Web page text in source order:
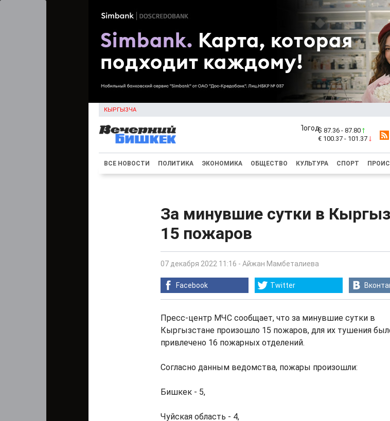
КЫРГЫЗЧА
$ 87.36 - 87.80
€ 100.37 - 101.37
ВСЕ НОВОСТИ ПОЛИТИКА ЭКОНОМИКА ОБЩЕСТВО КУЛЬТУРА СПОРТ
За минувшие сутки в
15 пожаров
07 декабря 2022 11:16 - Айжан Мамбеталиева
Facebook Twitter
Пресс-центр МЧС сообщает, что за минувшие сутки в
Кыргызстане произошло 15 пожаров, для их тушения
привлечено 16 пожарных отделений.
Согласно данным ведомства, пожары произошли:
Бишкек - 5,
Чуйская область - 4,